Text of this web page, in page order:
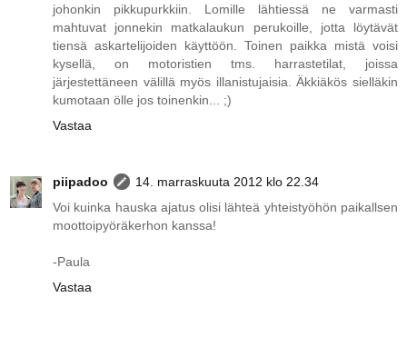
johonkin pikkupurkkiin. Lomille lähtiessä ne varmasti
mahtuvat jonnekin matkalaukun perukoille, jotta löytävät
tiensä askartelijoiden käyttöön. Toinen paikka mistä voisi
kysellä, on motoristien tms. harrastetilat, joissa
järjestettäneen välillä myös illanistujaisia. Äkkiäkös sielläkin
kumotaan ölle jos toinenkin... ;)
Vastaa
piipadoo
14. marraskuuta 2012 klo 22.34
Voi kuinka hauska ajatus olisi lähteä yhteistyöhön paikallsen
moottoipyöräkerhon kanssa!
-Paula
Vastaa